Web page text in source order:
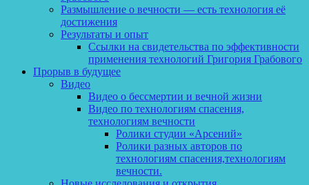
Размышление о вечности — есть технология её
достижения
Результаты и опыт
Ссылки на свидетельства по эффективности
применения технологий Григория Грабового
Прорыв в будущее
Видео
Видео о бессмертии и вечной жизни
Видео по технологиям спасения,
технологиям вечности
Ролики студии «Арсений»
Ролики разных авторов по
технологиям спасения,технологиям
вечности.